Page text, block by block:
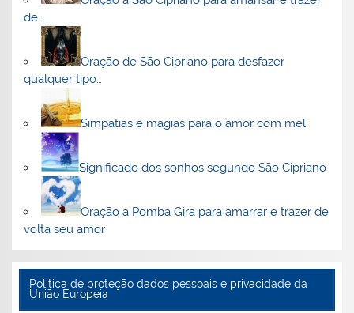
de…
Oração de São Cipriano para desfazer
qualquer tipo…
Simpatias e magias para o amor com mel
Significado dos sonhos segundo São Cipriano
Oração a Pomba Gira para amarrar e trazer de
volta seu amor
Politica de proteção dados pessoais e privacidade da
União Europeia